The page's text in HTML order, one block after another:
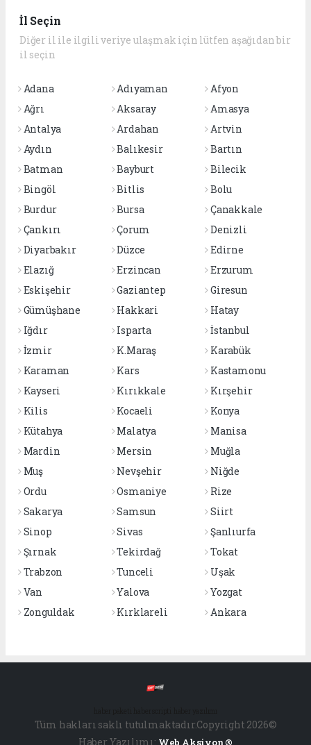
İl Seçin
Diğer il ile ilgili veriye ulaşmak için lütfen aşağıdan bir
il seçin
Adana Adıyaman
Afyon
Ağrı
Aksaray
Amasya
Antalya
Ardahan
Artvin
Aydın
Balıkesir
Bartın
Batman
Bayburt
Bilecik
Bingöl
Bitlis
Bolu
Burdur
Bursa
Çanakkale
Çankırı
Çorum
Denizli
Diyarbakır
Düzce
Edirne
Elazığ
Erzincan
Erzurum
Eskişehir
Gaziantep
Giresun
Gümüşhane
Hakkari
Hatay
Iğdır
Isparta
İstanbul
İzmir
K.Maraş
Karabük
Karaman
Kars
Kastamonu
Kayseri
Kırıkkale
Kırşehir
Kilis
Kocaeli
Konya
Kütahya
Malatya
Manisa
Mardin
Mersin
Muğla
Muş
Nevşehir
Niğde
Ordu
Osmaniye
Rize
Sakarya
Samsun
Siirt
Sinop
Sivas
Şanlıurfa
Şırnak
Tekirdağ
Tokat
Trabzon
Tunceli
Uşak
Van
Yalova
Yozgat
Zonguldak
Kırklareli Ankara
Tüm hakları saklı tutulmaktadır.Copyright 2026©
Haber Yazılımı: Web Aksiyon ®